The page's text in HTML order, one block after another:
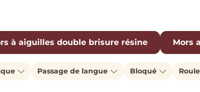
à aiguilles double brisure résine Mors
Passage de langue Bloqué